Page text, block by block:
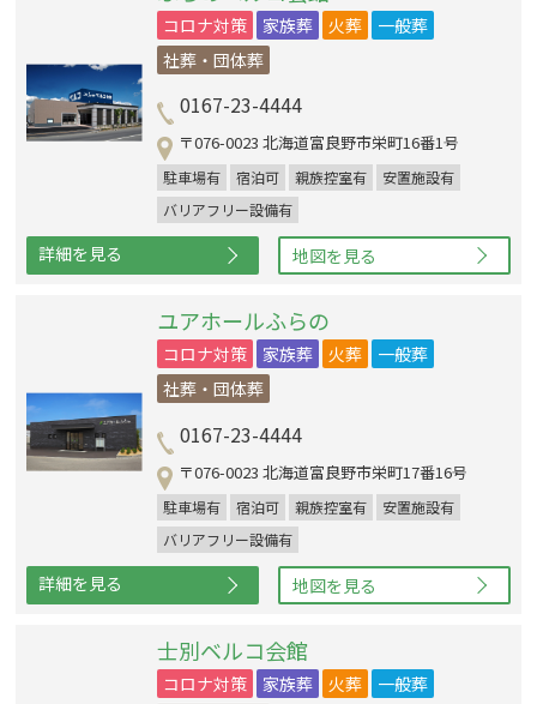
コロナ対策 家族葬 火葬
一般葬
社葬・団体葬
0167-23-4444
〒076-0023 北海道富良野市栄町16番1号
駐車場有 宿泊可 親族控室有
安置施設有
バリアフリー設備有
詳細を見る 地図を見る
ユアホールふらの
コロナ対策 家族葬 火葬
一般葬
社葬・団体葬
0167-23-4444
〒076-0023 北海道富良野市栄町17番16号
駐車場有 宿泊可 親族控室有
安置施設有
バリアフリー設備有
詳細を見る 地図を見る
士別ベルコ会館
コロナ対策 家族葬 火葬
一般葬